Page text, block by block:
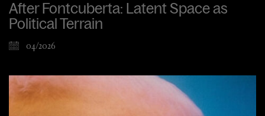
After Fontcuberta: Latent Space as
Political Terrain
04/2026